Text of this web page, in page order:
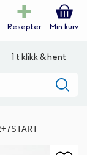
Resepter Min kurv
1 t klikk & hent